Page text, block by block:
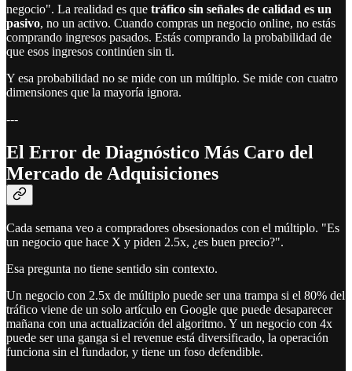
negocio". La realidad es que tráfico sin señales de calidad es un
pasivo, no un activo. Cuando compras un negocio online, no estás
comprando ingresos pasados. Estás comprando la probabilidad de
que esos ingresos continúen sin ti.
Y esa probabilidad no se mide con un múltiplo. Se mide con cuatro
dimensiones que la mayoría ignora.
---
El Error de Diagnóstico Más Caro del
Mercado de Adquisiciones
Cada semana veo a compradores obsesionados con el múltiplo. "Es
un negocio que hace X y piden 2.5x, ¿es buen precio?".
Esa pregunta no tiene sentido sin contexto.
Un negocio con 2.5x de múltiplo puede ser una trampa si el 80% del
tráfico viene de un solo artículo en Google que puede desaparecer
mañana con una actualización del algoritmo. Y un negocio con 4x
puede ser una ganga si el revenue está diversificado, la operación
funciona sin el fundador, y tiene un foso defendible.